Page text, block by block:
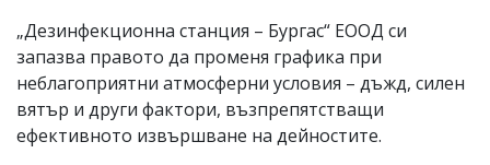
„Дезинфекционна станция – Бургас“ ЕООД си
запазва правото да променя графика при
неблагоприятни атмосферни условия – дъжд, силен
вятър и други фактори, възпрепятстващи
ефективното извършване на дейностите.